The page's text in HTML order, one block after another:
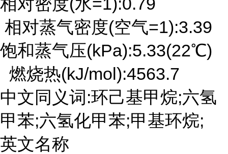
相对蒸气密度(空气=1):3.39
饱和蒸气压(kPa):5.33(22℃)
燃烧热(kJ/mol):4563.7
中文同义词:环己基甲烷;六氢
甲苯;六氢化甲苯;甲基环烷;
英文名称